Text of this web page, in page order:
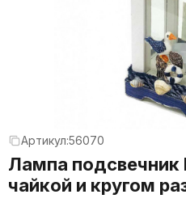
Артикул:56070
Лампа подсвечник
чайкой и кругом